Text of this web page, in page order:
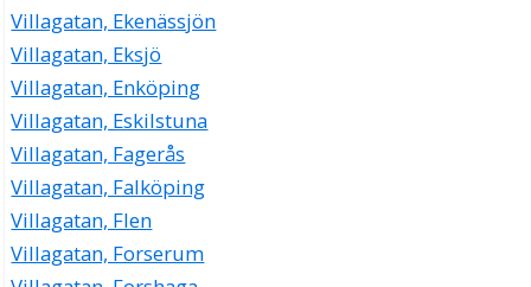
Villagatan, Ekenässjön
Villagatan, Eksjö
Villagatan, Enköping
Villagatan, Eskilstuna
Villagatan, Fagerås
Villagatan, Falköping
Villagatan, Flen
Villagatan, Forserum